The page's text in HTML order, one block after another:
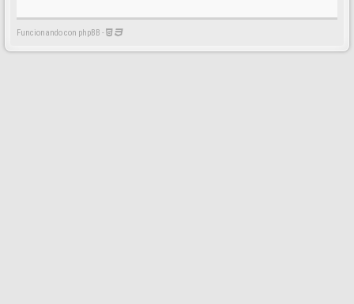
Funcionando con phpBB -